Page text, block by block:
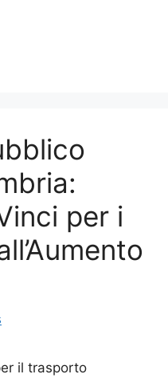
per i
il trasporto